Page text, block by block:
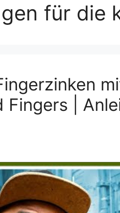
für die
Fingers |
ansehen